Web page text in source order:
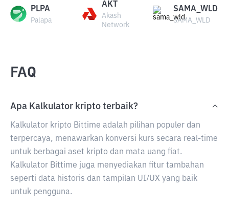
PLPA
Palapa
AKT
Akash
Network
SAMA_WLD
SAMA_WLD
FAQ
Apa Kalkulator kripto terbaik?
Kalkulator kripto Bittime adalah pilihan populer dan
terpercaya, menawarkan konversi kurs secara real-time
untuk berbagai aset kripto dan mata uang fiat.
Kalkulator Bittime juga menyediakan fitur tambahan
seperti data historis dan tampilan UI/UX yang baik
untuk pengguna.